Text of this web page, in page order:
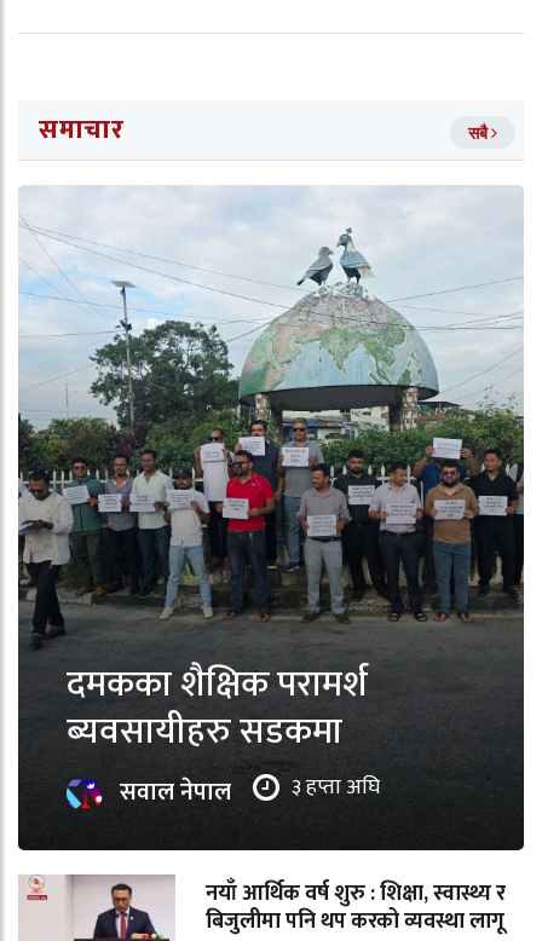
समाचार सबै
दमकका शैक्षिक परामर्श
ब्यवसायीहरु सडकमा
सवाल नेपाल ३ हप्ता अघि
नयाँ आर्थिक वर्ष शुरु : शिक्षा, स्वास्थ्य र
बिजुलीमा पनि थप करको व्यवस्था लागू